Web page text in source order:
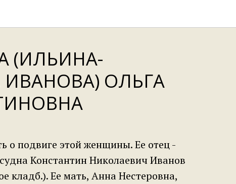
(ИЛЬИНА-
ОЛЬГА
о подвиге этой женщины. Ее отец -
Константин Николаевич Иванов
кладб.). Ее мать, Анна Нестеровна,